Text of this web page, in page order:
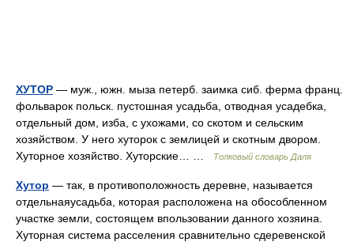
ХУТОР — муж., южн. мыза петерб. заимка сиб. ферма франц.
фольварок польск. пустошная усадьба, отводная усадебка,
отдельный дом, изба, с ухожами, со скотом и сельским
хозяйством. У него хуторок с землицей и скотным двором.
Хуторное хозяйство. Хуторские… …
Толковый словарь Даля
Хутор — так, в противоположность деревне, называется
отдельнаяусадьба, которая расположена на обособленном
участке земли, состоящем впользовании данного хозяина.
Хуторная система расселения сравнительно сдеревенской